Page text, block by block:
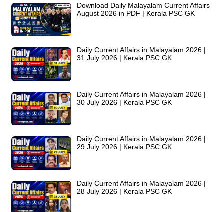
Download Daily Malayalam Current Affairs
August 2026 in PDF | Kerala PSC GK
Daily Current Affairs in Malayalam 2026 |
31 July 2026 | Kerala PSC GK
Daily Current Affairs in Malayalam 2026 |
30 July 2026 | Kerala PSC GK
Daily Current Affairs in Malayalam 2026 |
29 July 2026 | Kerala PSC GK
Daily Current Affairs in Malayalam 2026 |
28 July 2026 | Kerala PSC GK